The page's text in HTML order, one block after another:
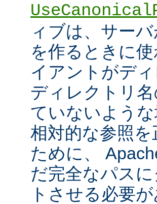
ィブは、サー
を作るときに
イアントがデ
ディレクトリ
ていないよう
相対的な参照
ために、
だ完全なパス
トさせる必要